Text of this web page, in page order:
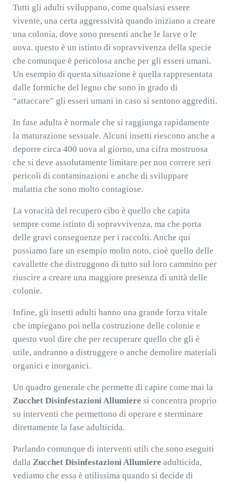
Tutti gli adulti sviluppano, come qualsiasi essere
vivente, una certa aggressività quando iniziano a creare
una colonia, dove sono presenti anche le larve o le
uova. questo è un istinto di sopravvivenza della specie
che comunque è pericolosa anche per gli esseri umani.
Un esempio di questa situazione è quella rappresentata
dalle formiche del legno che sono in grado di
“attaccare” gli esseri umani in caso si sentono aggrediti.
In fase adulta è normale che si raggiunga rapidamente
la maturazione sessuale. Alcuni insetti riescono anche a
deporre circa 400 uova al giorno, una cifra mostruosa
che si deve assolutamente limitare per non correre seri
pericoli di contaminazioni e anche di sviluppare
malattia che sono molto contagiose.
La voracità del recupero cibo è quello che capita
sempre come istinto di sopravvivenza, ma che porta
delle gravi conseguenze per i raccolti. Anche qui
possiamo fare un esempio molto noto, cioè quello delle
cavallette che distruggono di tutto sul loro cammino per
riuscire a creare una maggiore presenza di unità delle
colonie.
Infine, gli insetti adulti hanno una grande forza vitale
che impiegano poi nella costruzione delle colonie e
questo vuol dire che per recuperare quello che gli è
utile, andranno a distruggere o anche demolire materiali
organici e inorganici.
Un quadro generale che permette di capire come mai la
Zucchet Disinfestazioni Allumiere si concentra proprio
su interventi che permettono di operare e sterminare
direttamente la fase adulticida.
Parlando comunque di interventi utili che sono eseguiti
dalla Zucchet Disinfestazioni Allumiere adulticida,
vediamo che essa è utilissima quando si decide di